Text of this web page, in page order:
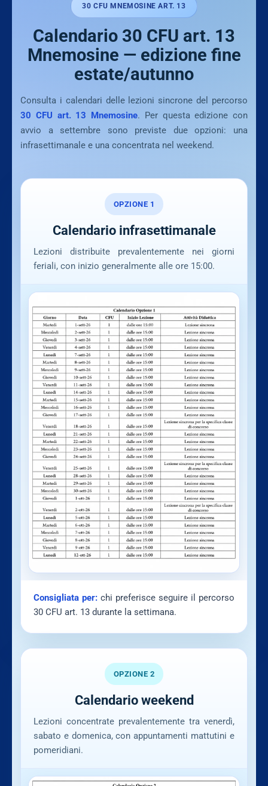
30 CFU MNEMOSINE ART. 13
Calendario 30 CFU art. 13
Mnemosine — edizione fine
estate/autunno
Consulta i calendari delle lezioni sincrone del percorso
30 CFU art. 13 Mnemosine. Per questa edizione con
avvio a settembre sono previste due opzioni: una
infrasettimanale e una concentrata nel weekend.
OPZIONE 1
Calendario infrasettimanale
Lezioni distribuite prevalentemente nei giorni
feriali, con inizio generalmente alle ore 15:00.
Consigliata per: chi preferisce seguire il percorso
30 CFU art. 13 durante la settimana.
OPZIONE 2
Calendario weekend
Lezioni concentrate prevalentemente tra venerdì,
sabato e domenica, con appuntamenti mattutini e
pomeridiani.